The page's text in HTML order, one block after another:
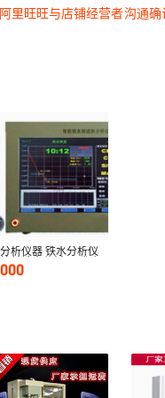
旺旺与店铺经营者沟通
析仪器 铁水分析仪
前铁水分析仪 碳硅
仪